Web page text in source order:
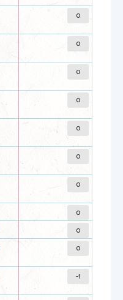
0
0
0
0
0
0
0
0
0
0
-1